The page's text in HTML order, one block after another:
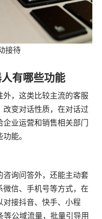
接待
有哪些功能
外，这类比较主流的客服
变对话性质，在对话过
业运营和销售相关部门
能。
咨询问答外，还能主动套
微信、手机号等方式，在
对接抖音、快手、小程
公域流量，批量引导用